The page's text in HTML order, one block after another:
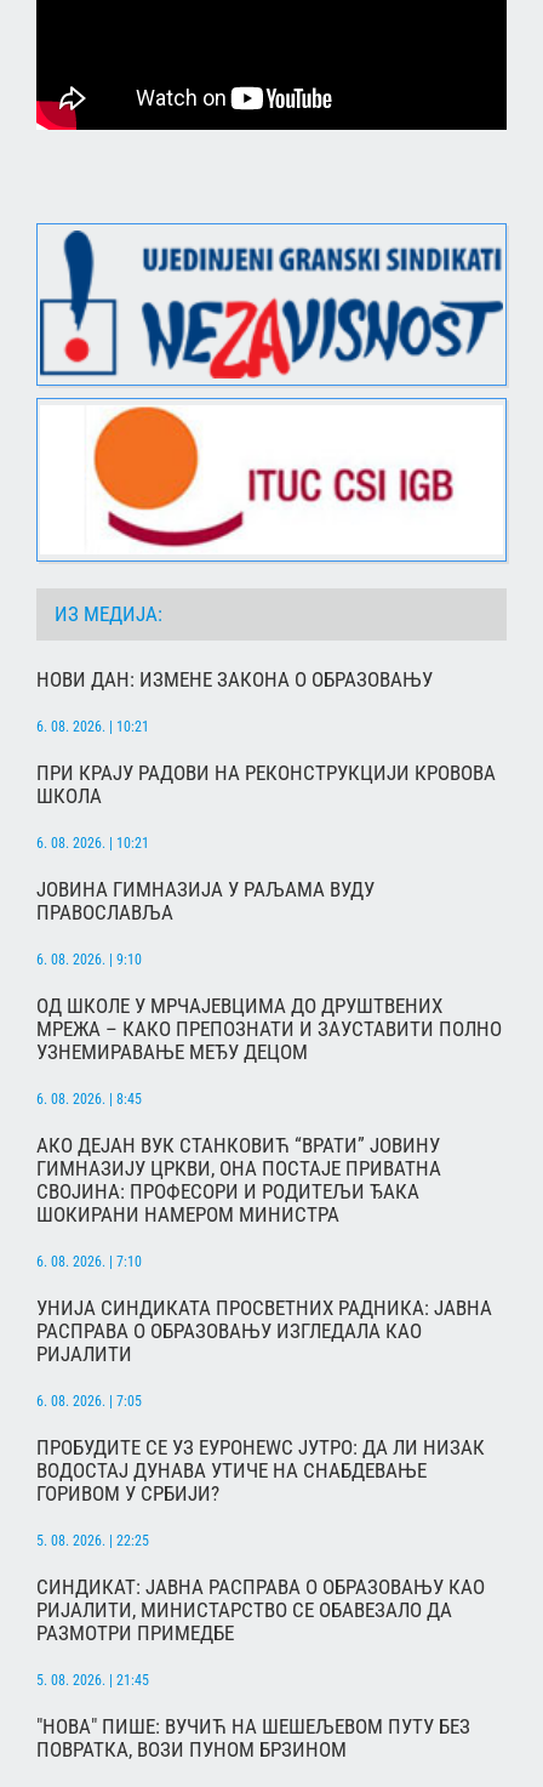
ИЗ МЕДИЈА:
НОВИ ДАН: ИЗМЕНЕ ЗАКОНА О ОБРАЗОВАЊУ
6. 08. 2026. | 10:21
ПРИ КРАЈУ РАДОВИ НА РЕКОНСТРУКЦИЈИ КРОВОВА
ШКОЛА
6. 08. 2026. | 10:21
ЈОВИНА ГИМНАЗИЈА У РАЉАМА ВУДУ
ПРАВОСЛАВЉА
6. 08. 2026. | 9:10
ОД ШКОЛЕ У МРЧАЈЕВЦИМА ДО ДРУШТВЕНИХ
МРЕЖА – КАКО ПРЕПОЗНАТИ И ЗАУСТАВИТИ ПОЛНО
УЗНЕМИРАВАЊЕ МЕЂУ ДЕЦОМ
6. 08. 2026. | 8:45
АКО ДЕЈАН ВУК СТАНКОВИЋ “ВРАТИ” ЈОВИНУ
ГИМНАЗИЈУ ЦРКВИ, ОНА ПОСТАЈЕ ПРИВАТНА
СВОЈИНА: ПРОФЕСОРИ И РОДИТЕЉИ ЂАКА
ШОКИРАНИ НАМЕРОМ МИНИСТРА
6. 08. 2026. | 7:10
УНИЈА СИНДИКАТА ПРОСВЕТНИХ РАДНИКА: ЈАВНА
РАСПРАВА О ОБРАЗОВАЊУ ИЗГЛЕДАЛА КАО
РИЈАЛИТИ
6. 08. 2026. | 7:05
ПРОБУДИТЕ СЕ УЗ ЕУРОНЕWС ЈУТРО: ДА ЛИ НИЗАК
ВОДОСТАЈ ДУНАВА УТИЧЕ НА СНАБДЕВАЊЕ
ГОРИВОМ У СРБИЈИ?
5. 08. 2026. | 22:25
СИНДИКАТ: ЈАВНА РАСПРАВА О ОБРАЗОВАЊУ КАО
РИЈАЛИТИ, МИНИСТАРСТВО СЕ ОБАВЕЗАЛО ДА
РАЗМОТРИ ПРИМЕДБЕ
5. 08. 2026. | 21:45
"НОВА" ПИШЕ: ВУЧИЋ НА ШЕШЕЉЕВОМ ПУТУ БЕЗ
ПОВРАТКА, ВОЗИ ПУНОМ БРЗИНОМ